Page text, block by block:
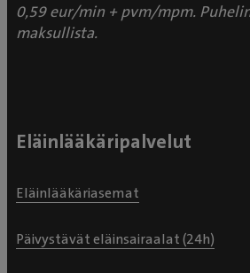
0,59 eur/min + pvm/mpm.
maksullista.
Eläinlääkäripalvelut
Eläinlääkäriasemat
Päivystävät eläinsairaalat (24h)